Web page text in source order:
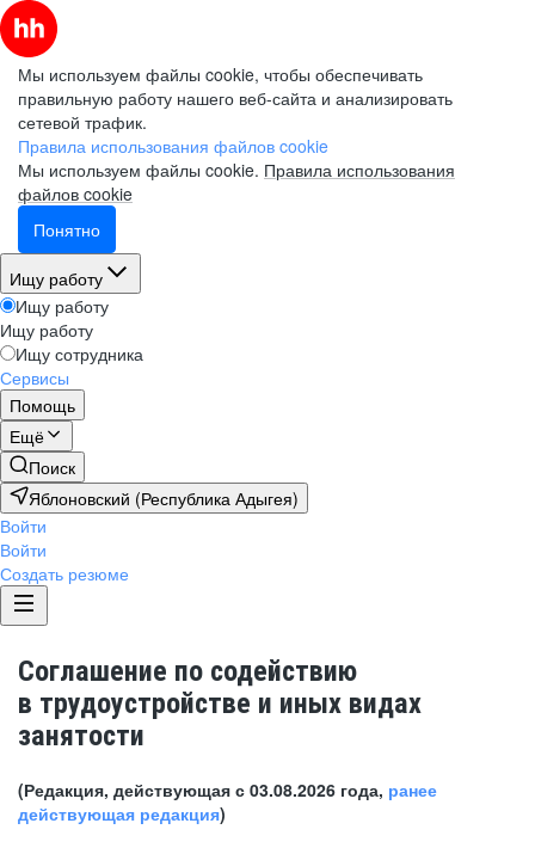
Мы используем файлы cookie, чтобы обеспечивать
правильную работу нашего веб-сайта и анализировать
сетевой трафик.
Правила использования файлов cookie
Мы используем файлы cookie. Правила использования
файлов cookie
Понятно
Ищу работу
Ищу работу
Ищу работу
Ищу сотрудника
Сервисы
Помощь
Ещё
Поиск
Яблоновский (Республика Адыгея)
Войти
Войти
Создать резюме
Соглашение по содействию
в трудоустройстве и иных видах
занятости
(Редакция, действующая с 03.08.2026 года, ранее
действующая редакция)